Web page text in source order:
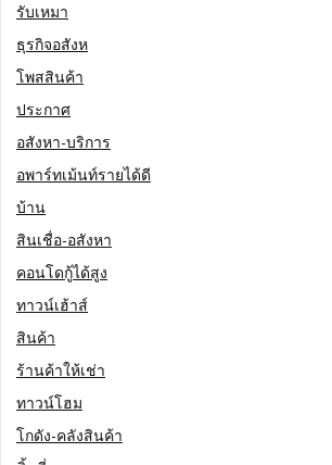
รับเหมา
ธุรกิจอสังห
โพสสินค้า
ประกาศ
อสังหา-บริการ
อพาร์ทเม้นท์รายได้ดี
บ้าน
สินเชื่อ-อสังหา
คอนโดกู้ได้สูง
ทาวน์เฮ้าส์
สินค้า
ร้านค้าให้เช่า
ทาวน์โฮม
โกดัง-คลังสินค้า